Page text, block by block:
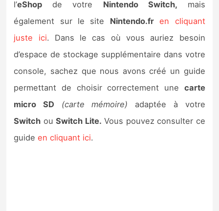
l’eShop de votre Nintendo Switch, mais
également sur le site Nintendo.fr en cliquant
juste ici. Dans le cas où vous auriez besoin
d’espace de stockage supplémentaire dans votre
console, sachez que nous avons créé un guide
permettant de choisir correctement une carte
micro SD (carte mémoire) adaptée à votre
Switch ouSwitch Lite. Vous pouvez consulter ce
guideen cliquant ici.